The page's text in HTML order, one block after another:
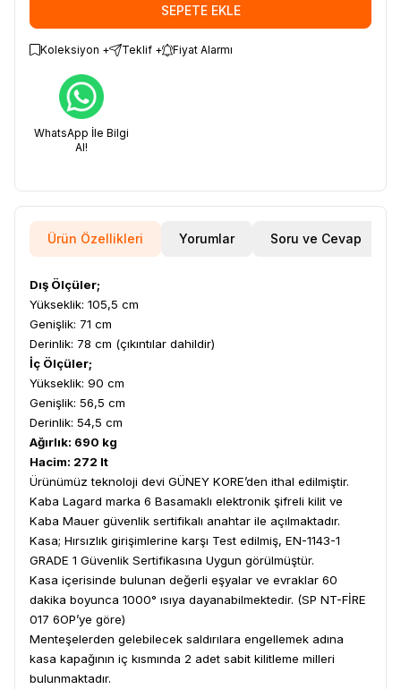
SEPETE EKLE
Koleksiyon + Teklif + Fiyat Alarmı
WhatsApp İle Bilgi
Al!
Ürün Özellikleri Yorumlar Soru ve Cevap
Dış Ölçüler;
Yükseklik: 105,5 cm
Genişlik: 71 cm
Derinlik: 78 cm (çıkıntılar dahildir)
İç Ölçüler;
Yükseklik: 90 cm
Genişlik: 56,5 cm
Derinlik: 54,5 cm
Ağırlık: 690 kg
Hacim: 272 lt
Ürünümüz teknoloji devi GÜNEY KORE’den ithal edilmiştir.
Kaba Lagard marka 6 Basamaklı elektronik şifreli kilit ve
Kaba Mauer güvenlik sertifikalı anahtar ile açılmaktadır.
Kasa; Hırsızlık girişimlerine karşı Test edilmiş, EN-1143-1
GRADE 1 Güvenlik Sertifikasına Uygun görülmüştür.
Kasa içerisinde bulunan değerli eşyalar ve evraklar 60
dakika boyunca 1000° ısıya dayanabilmektedir. (SP NT-FİRE
017 6OP’ye göre)
Menteşelerden gelebilecek saldırılara engellemek adına
kasa kapağının iç kısmında 2 adet sabit kilitleme milleri
bulunmaktadır.